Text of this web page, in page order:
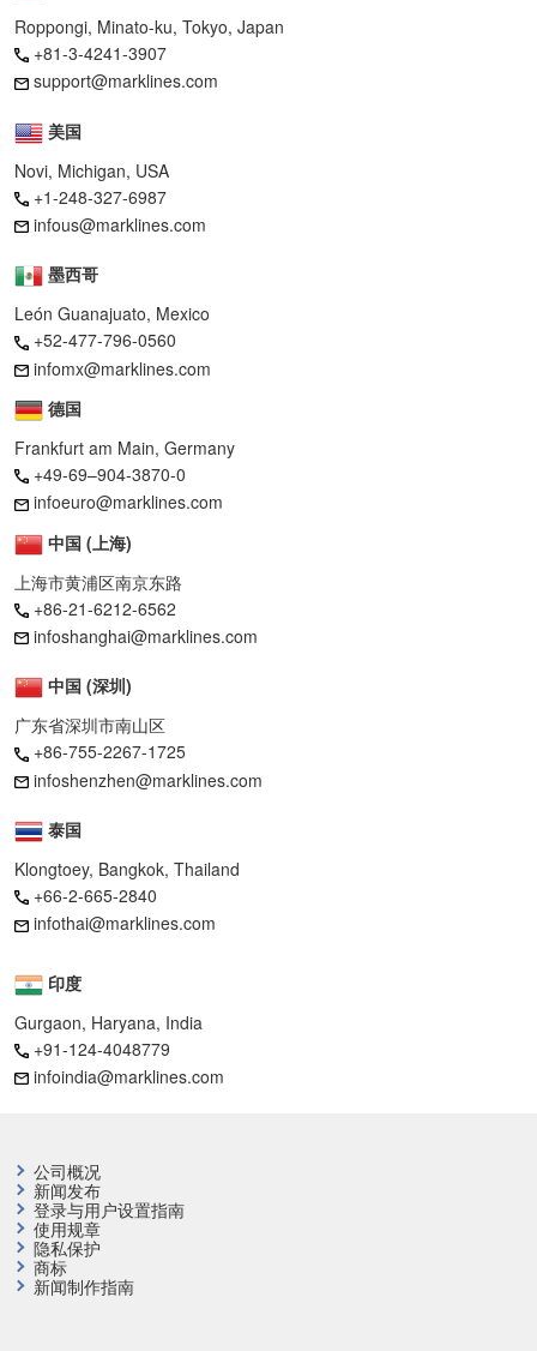
Roppongi, Minato-ku, Tokyo, Japan
+81-3-4241-3907
support@marklines.com
美国
Novi, Michigan, USA
+1-248-327-6987
infous@marklines.com
墨西哥
León Guanajuato, Mexico
+52-477-796-0560
infomx@marklines.com
德国
Frankfurt am Main, Germany
+49-69–904-3870-0
infoeuro@marklines.com
中国 (上海)
上海市黄浦区南京东路
+86-21-6212-6562
infoshanghai@marklines.com
中国 (深圳)
广东省深圳市南山区
+86-755-2267-1725
infoshenzhen@marklines.com
泰国
Klongtoey, Bangkok, Thailand
+66-2-665-2840
infothai@marklines.com
印度
Gurgaon, Haryana, India
+91-124-4048779
infoindia@marklines.com
公司概况
新闻发布
登录与用户设置指南
使用规章
隐私保护
商标
新闻制作指南